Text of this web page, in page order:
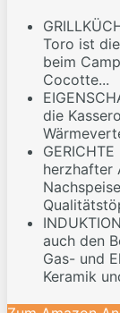
Toro ist
beim
Cocotte...
die
herzhafter
auch den
Gas- und
Keramik